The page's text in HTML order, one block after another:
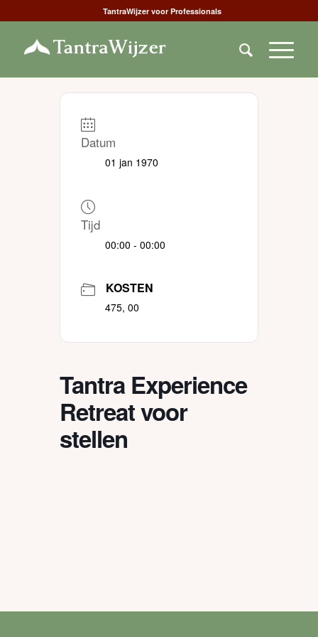
TantraWijzer voor Professionals
Datum
01 jan 1970
Tijd
00:00 - 00:00
KOSTEN
475, 00
Tantra Experience
Retreat voor
stellen